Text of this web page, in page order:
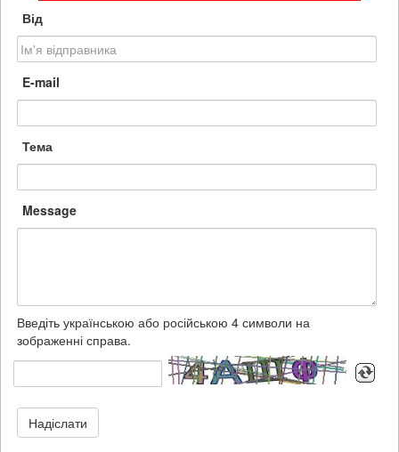
Від
E-mail
Тема
Message
Введіть українською або російською 4 символи на
зображенні справа.
Надіслати